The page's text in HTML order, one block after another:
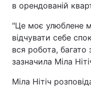
в орендованій
"Це моє улюблене
відчувати себе
вся робота,
зазначила Міла
Міла Нітіч